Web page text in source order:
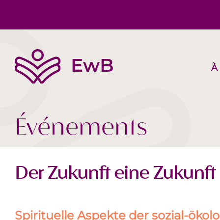
À
Événements
Der Zukunft eine
Spirituelle Aspekte der sozial-